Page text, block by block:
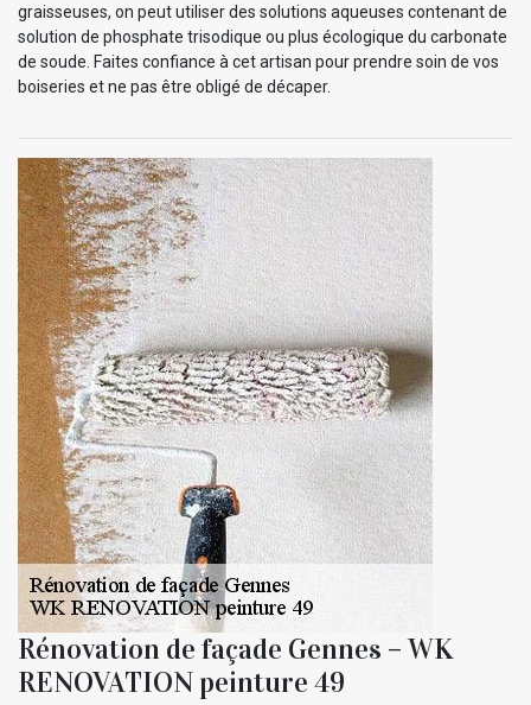
graisseuses, on peut utiliser des solutions aqueuses contenant de
solution de phosphate trisodique ou plus écologique du carbonate
de soude. Faites confiance à cet artisan pour prendre soin de vos
boiseries et ne pas être obligé de décaper.
Rénovation de façade Gennes – WK
RENOVATION peinture 49